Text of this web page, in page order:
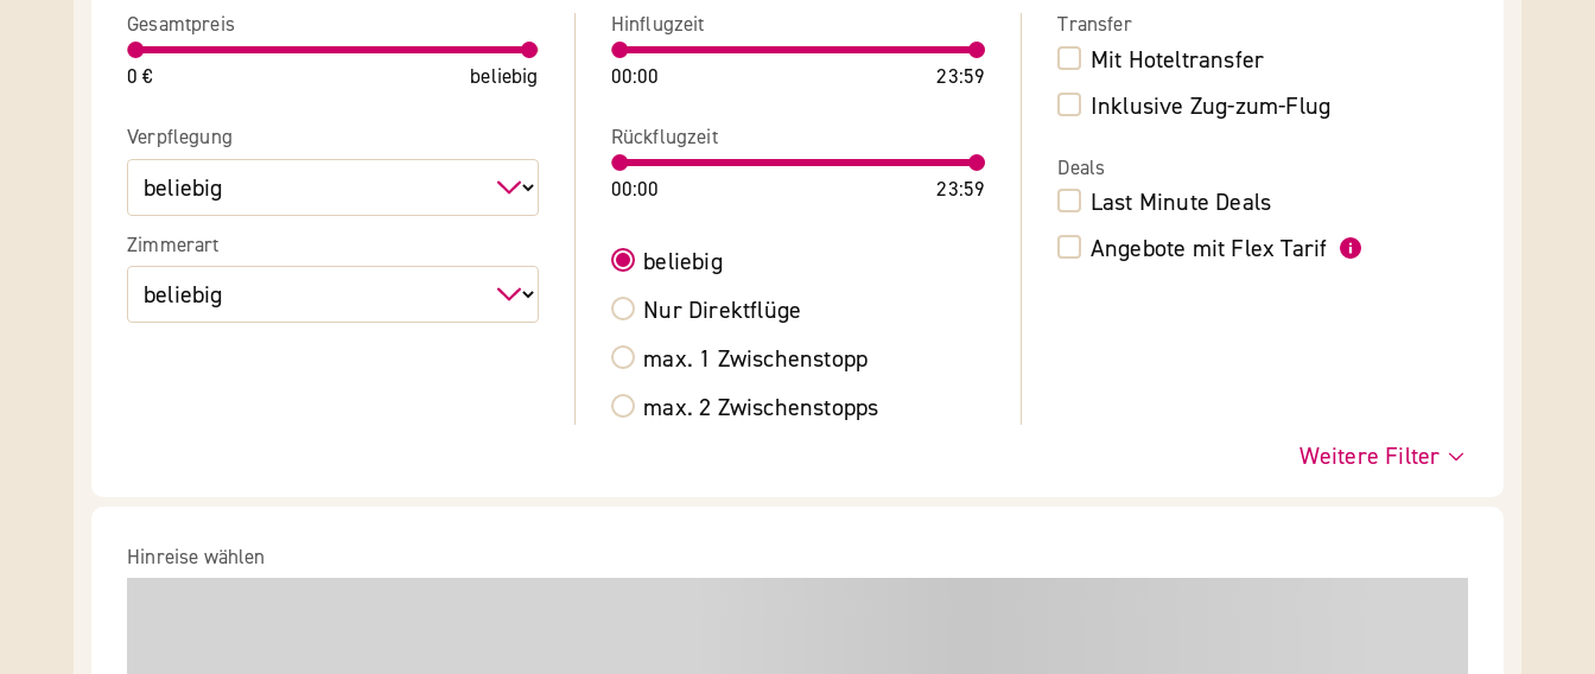
Gesamtpreis
0 € beliebig
Verpflegung
Zimmerart
Hinflugzeit
00:00 23:59
Rückflugzeit
00:00 23:59
beliebig
Nur Direktflüge
max. 1 Zwischenstopp
max. 2 Zwischenstopps
Transfer
Mit Hoteltransfer
Inklusive Zug-zum-Flug
Deals
Last Minute Deals
Angebote mit Flex Tarif
Weitere Filter
Hinreise wählen